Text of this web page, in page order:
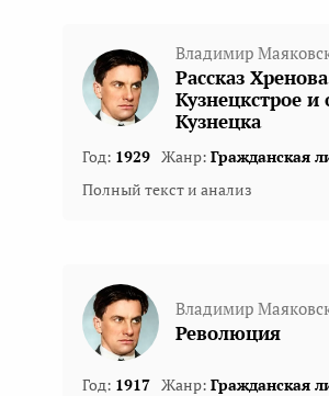
Владимир
Рассказ
Кузнецкстрое
Кузнецка
Год: 1929 Жанр: Гражданская
Полный текст и анализ
Владимир
Революция
Год: 1917 Жанр: Гражданская